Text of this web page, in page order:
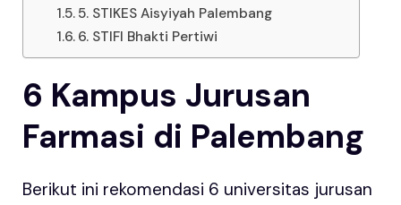
5. STIKES Aisyiyah Palembang
6. STIFI Bhakti Pertiwi
6 Kampus Jurusan
Farmasi di Palembang
Berikut ini rekomendasi 6 universitas jurusan